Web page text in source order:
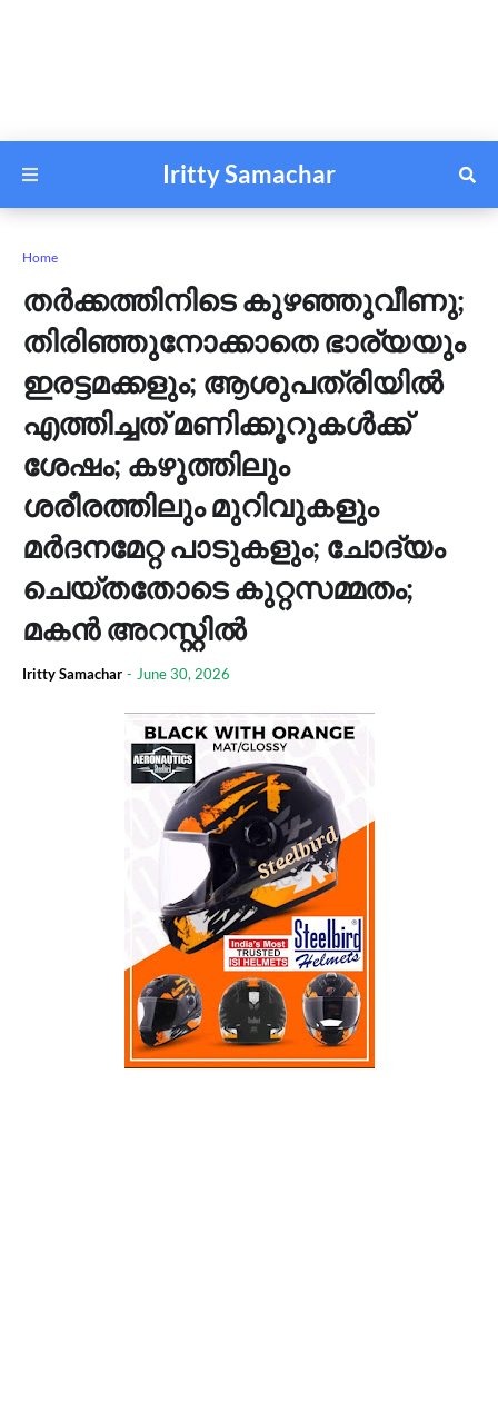
Iritty Samachar
Home
തര്‍ക്കത്തിനിടെ കുഴഞ്ഞുവീണു;
തിരിഞ്ഞുനോക്കാതെ ഭാര്യയും
ഇരട്ടമക്കളും; ആശുപത്രിയില്‍
എത്തിച്ചത് മണിക്കൂറുകള്‍ക്ക്
ശേഷം; കഴുത്തിലും
ശരീരത്തിലും മുറിവുകളും
മര്‍ദനമേറ്റ പാടുകളും; ചോദ്യം
ചെയ്തതോടെ കുറ്റസമ്മതം;
മകന്‍ അറസ്റ്റില്‍
Iritty Samachar - June 30, 2026